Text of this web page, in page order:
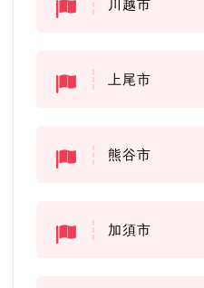
川越市
上尾市
熊谷市
加須市